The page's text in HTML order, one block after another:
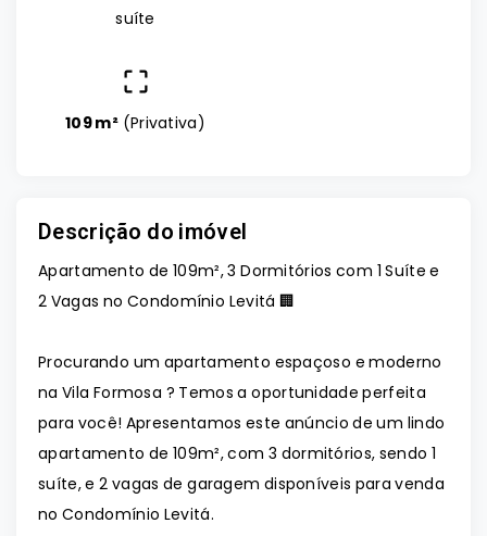
suíte
109 m² (Privativa)
Descrição do imóvel
Apartamento de 109m², 3 Dormitórios com 1 Suíte e
2 Vagas no Condomínio Levitá 🏢
Procurando um apartamento espaçoso e moderno
na Vila Formosa ? Temos a oportunidade perfeita
para você! Apresentamos este anúncio de um lindo
apartamento de 109m², com 3 dormitórios, sendo 1
suíte, e 2 vagas de garagem disponíveis para venda
no Condomínio Levitá.